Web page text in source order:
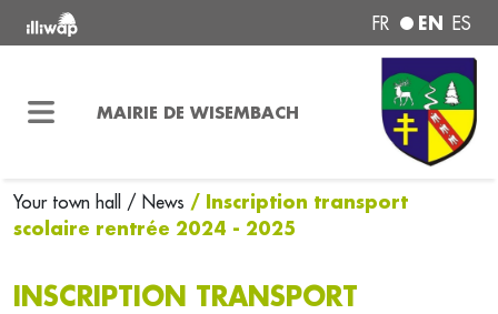
FR EN ES
MAIRIE DE WISEMBACH
Your town hall / News / Inscription transport
scolaire rentrée 2024 - 2025
INSCRIPTION TRANSPORT